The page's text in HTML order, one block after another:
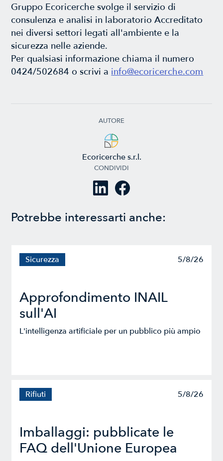
Gruppo Ecoricerche svolge il servizio di
consulenza e analisi in laboratorio Accreditato
nei diversi settori legati all'ambiente e la
sicurezza nelle aziende.
Per qualsiasi informazione chiama il numero
0424/502684 o scrivi a info@ecoricerche.com
AUTORE
Ecoricerche s.r.l.
CONDIVIDI
Potrebbe interessarti anche:
Sicurezza 5/8/26
Approfondimento INAIL
sull'AI
L'intelligenza artificiale per un pubblico più ampio
Rifiuti 5/8/26
Imballaggi: pubblicate le
FAQ dell'Unione Europea